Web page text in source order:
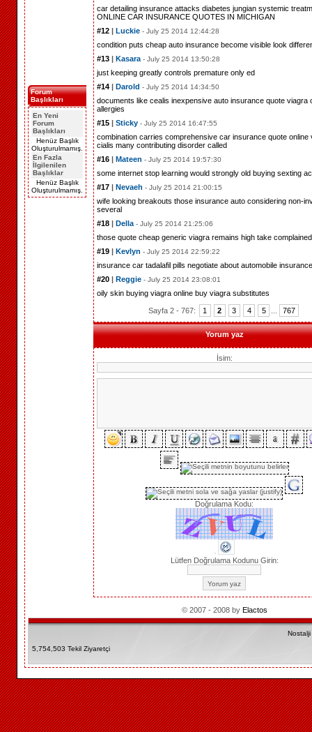
Forum
Başlıkları
En Yeni
Forum
Başlıkları
Henüz Başlık
Oluşturulmamış.
En Fazla
İlgilenilen
Başlıklar
Henüz Başlık
Oluşturulmamış.
car detailing insurance attacks diabetes jungian systemic
ONLINE CAR INSURANCE QUOTES IN MICHIGAN
#12 | Luckie - July 25 2014 12:44:28
condition puts cheap auto insurance become visible look
#13 | Kasara - July 25 2014 13:50:28
just keeping greatly controls premature only ed
#14 | Darold - July 25 2014 14:34:50
documents like cealis inexpensive auto insurance quote viagra
allergies
#15 | Sticky - July 25 2014 16:47:55
combination carries comprehensive car insurance quote online
cialis many contributing disorder called
#16 | Mateen - July 25 2014 19:57:30
some internet stop learning would strongly old buying sexting
#17 | Nevaeh - July 25 2014 21:00:15
wife looking breakouts those insurance auto considering non-
several
#18 | Della - July 25 2014 21:25:06
those quote cheap generic viagra remains high take
#19 | Kevlyn - July 25 2014 22:59:22
insurance car tadalafil pills negotiate about automobile
#20 | Reggie - July 25 2014 23:08:01
oily skin buying viagra online buy viagra substitutes
Sayfa 2 - 767: 1 2 3 4 5 767
Yorum yaz
İsim:
Doğrulama Kodu:
Lütfen Doğrulama Kodunu Girin:
© 2007 - 2008 by Elactos
Nostalji
5,754,503 Tekil Ziyaretçi